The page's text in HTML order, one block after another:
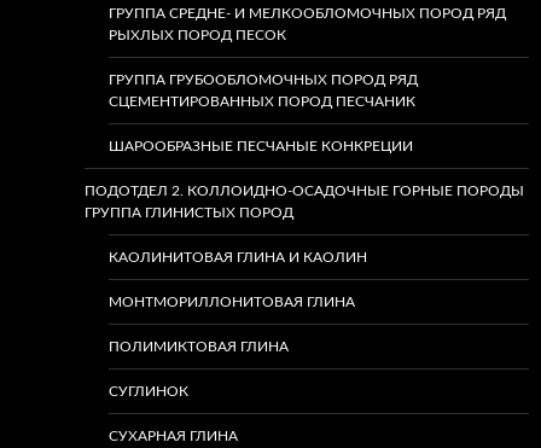
ГРУППА СРЕДНЕ- И МЕЛКООБЛОМОЧНЫХ ПОРОД РЯД
РЫХЛЫХ ПОРОД ПЕСОК
ГРУППА ГРУБООБЛОМОЧНЫХ ПОРОД РЯД
СЦЕМЕНТИРОВАННЫХ ПОРОД ПЕСЧАНИК
ШАРООБРАЗНЫЕ ПЕСЧАНЫЕ КОНКРЕЦИИ
ПОДОТДЕЛ 2. КОЛЛОИДНО-ОСАДОЧНЫЕ ГОРНЫЕ ПОРОДЫ
ГРУППА ГЛИНИСТЫХ ПОРОД
КАОЛИНИТОВАЯ ГЛИНА И КАОЛИН
МОНТМОРИЛЛОНИТОВАЯ ГЛИНА
ПОЛИМИКТОВАЯ ГЛИНА
СУГЛИНОК
СУХАРНАЯ ГЛИНА